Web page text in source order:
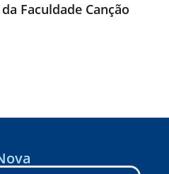
Faculdade Canção